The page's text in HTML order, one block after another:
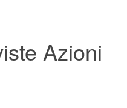
Azioni